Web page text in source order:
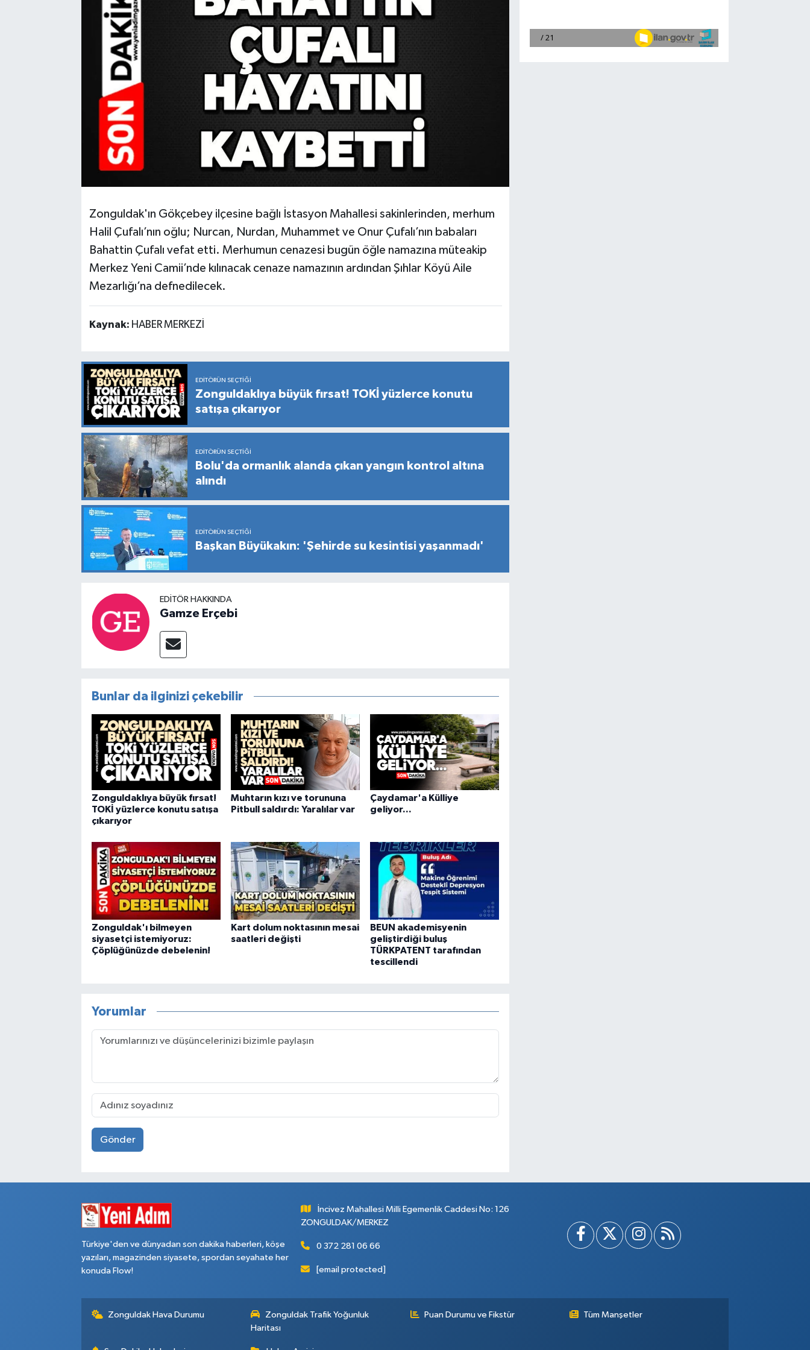
Zonguldak'ın Gökçebey ilçesine bağlı İstasyon Mahallesi sakinlerinden, merhum
Halil Çufalı’nın oğlu; Nurcan, Nurdan, Muhammet ve Onur Çufalı’nın babaları
Bahattin Çufalı vefat etti. Merhumun cenazesi bugün öğle namazına müteakip
Merkez Yeni Camii’nde kılınacak cenaze namazının ardından Şıhlar Köyü Aile
Mezarlığı’na defnedilecek.
Kaynak: HABER MERKEZİ
EDITÖRÜN SEÇTIĞI
Zonguldaklıya büyük fırsat! TOKİ yüzlerce konutu
satışa çıkarıyor
EDITÖRÜN SEÇTIĞI
Bolu'da ormanlık alanda çıkan yangın kontrol altına
alındı
EDITÖRÜN SEÇTIĞI
Başkan Büyükakın: 'Şehirde su kesintisi yaşanmadı'
EDITÖR HAKKINDA
Gamze Erçebi
Bunlar da ilginizi çekebilir
Zonguldaklıya büyük fırsat!
TOKİ yüzlerce konutu satışa
çıkarıyor
Muhtarın kızı ve torununa
Pitbull saldırdı: Yaralılar var
Çaydamar'a Külliye
geliyor...
Zonguldak'ı bilmeyen
siyasetçi istemiyoruz:
Çöplüğünüzde debelenin!
Kart dolum noktasının mesai
saatleri değişti
BEUN akademisyenin
geliştirdiği buluş
TÜRKPATENT tarafından
tescillendi
Yorumlar
Gönder
Türkiye'den ve dünyadan son dakika haberleri, köşe
yazıları, magazinden siyasete, spordan seyahate her
konuda Flow!
İncivez Mahallesi Milli Egemenlik Caddesi No: 126
ZONGULDAK/MERKEZ
0 372 281 06 66
[email protected]
Zonguldak Hava Durumu
Zonguldak Trafik Yoğunluk
Haritası
Puan Durumu ve Fikstür Tüm Manşetler